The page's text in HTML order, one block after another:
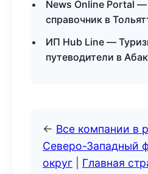
News Online Portal
справочник в
ИП Hub Line —
путеводители в
← Все компании в
Северо-Западный
округ
Главная